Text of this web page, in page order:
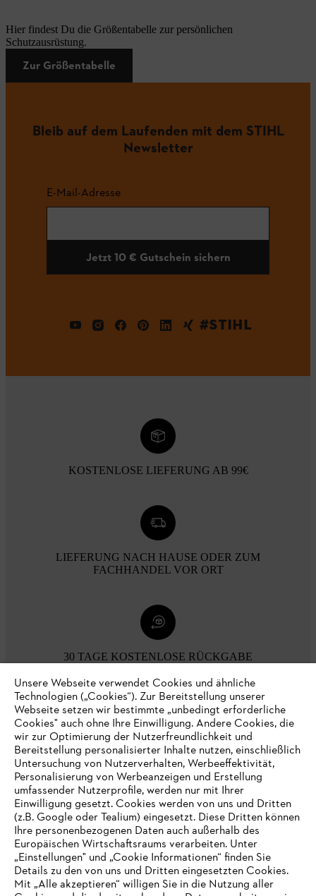
Hier findest Du die Größentabelle zur persönlichen
Schutzausrüstung.
Zur Größentabelle
Bleib auf dem Laufenden mit dem STIHL
Newsletter
E-Mail-Adresse
Jetzt 10 € Gutschein sichern
#STIHL
KOSTENLOSE LIEFERUNG AB 99€
LIEFERUNG NACH HAUSE ODER ZUM
FACHHANDEL VOR ORT
30 TAGE KOSTENLOSE RÜCKGABE
Zahlungsmöglichkeiten
Unternehmen
Unsere Webseite verwendet Cookies und ähnliche
Technologien („Cookies“). Zur Bereitstellung unserer
Webseite setzen wir bestimmte „unbedingt erforderliche
Cookies" auch ohne Ihre Einwilligung. Andere Cookies, die
wir zur Optimierung der Nutzerfreundlichkeit und
Bereitstellung personalisierter Inhalte nutzen, einschließlich
Untersuchung von Nutzerverhalten, Werbeeffektivität,
Personalisierung von Werbeanzeigen und Erstellung
umfassender Nutzerprofile, werden nur mit Ihrer
Einwilligung gesetzt. Cookies werden von uns und Dritten
(z.B. Google oder Tealium) eingesetzt. Diese Dritten können
Ihre personenbezogenen Daten auch außerhalb des
Europäischen Wirtschaftsraums verarbeiten. Unter
„Einstellungen" und „Cookie Informationen“ finden Sie
Details zu den von uns und Dritten eingesetzten Cookies.
Mit „Alle akzeptieren“ willigen Sie in die Nutzung aller